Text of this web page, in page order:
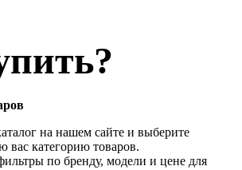
на нашем сайте и выберите
вас категорию товаров.
по бренду, модели и цене для